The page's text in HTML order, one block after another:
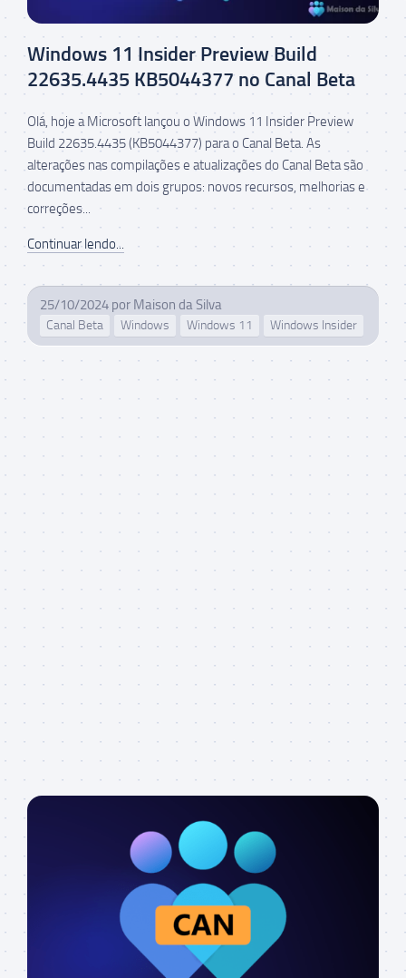
Windows 11 Insider Preview Build
22635.4435 KB5044377 no Canal Beta
Olá, hoje a Microsoft lançou o Windows 11 Insider Preview
Build 22635.4435 (KB5044377) para o Canal Beta. As
alterações nas compilações e atualizações do Canal Beta são
documentadas em dois grupos: novos recursos, melhorias e
correções...
Continuar lendo...
25/10/2024 por Maison da Silva
Canal Beta Windows Windows 11 Windows Insider